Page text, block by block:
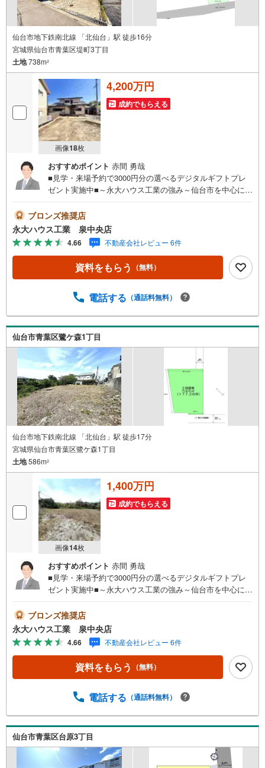
仙台市地下鉄南北線 「北仙台」駅 徒歩16分
宮城県仙台市青葉区堤町3丁目
土地738m2
画像18枚
4,200万円
成約でもらえる
おすすめポイント 赤間 勇哉
■見学・来場予約で3000円分の選べるデジタルギフトプレ
ゼント実施中■～永大ハウス工業の強み～仙台市を中心に宮
く2つに分けてご紹介！1.＜豊富な不動産知識＞戸建・マン
ション・土地...と種別を問わず不動産を取り扱っておりま
す。更に教育施設や商業施設、子育て環境や行政などの地
域情報を総合し、お客様により良い物件選びをして頂ける
よう、しっかりとサポートさせて頂きます。2.＜経験豊富
なスタッフ＞当社では【購入】【売却】【引っ越し】【リ
購入時に気になる住宅ローン各種税金についても、誠心誠
備！お子様連れのご家族様で是非お越しください。営業時
間:10:00～18:00（定休日火・水曜日※店舗により変動あ
り）現地のご案内も可能ですので、どうぞお気軽にお問い
合わせください！
ブロンズ推奨店
永大ハウス工業 泉中央店
4.66 不動産会社レビュー 6件
資料をもらう （無料）
電話する （通話料無料）
仙台市青葉区鷺ケ森1丁目
仙台市地下鉄南北線 「北仙台」駅 徒歩17分
宮城県仙台市青葉区鷺ケ森1丁目
土地586m2
画像14枚
1,400万円
成約でもらえる
おすすめポイント 赤間 勇哉
■見学・来場予約で3000円分の選べるデジタルギフトプレ
ゼント実施中■～永大ハウス工業の強み～仙台市を中心に宮
く2つに分けてご紹介！1.＜豊富な不動産知識＞戸建・マン
ション・土地...と種別を問わず不動産を取り扱っておりま
す。更に教育施設や商業施設、子育て環境や行政などの地
域情報を総合し、お客様により良い物件選びをして頂ける
よう、しっかりとサポートさせて頂きます。2.＜経験豊富
なスタッフ＞当社では【購入】【売却】【引っ越し】【リ
購入時に気になる住宅ローン各種税金についても、誠心誠
備！お子様連れのご家族様で是非お越しください。営業時
間:10:00～18:00（定休日火・水曜日※店舗により変動あ
り）現地のご案内も可能ですので、どうぞお気軽にお問い
合わせください！
ブロンズ推奨店
永大ハウス工業 泉中央店
4.66 不動産会社レビュー 6件
資料をもらう （無料）
電話する （通話料無料）
仙台市青葉区台原3丁目